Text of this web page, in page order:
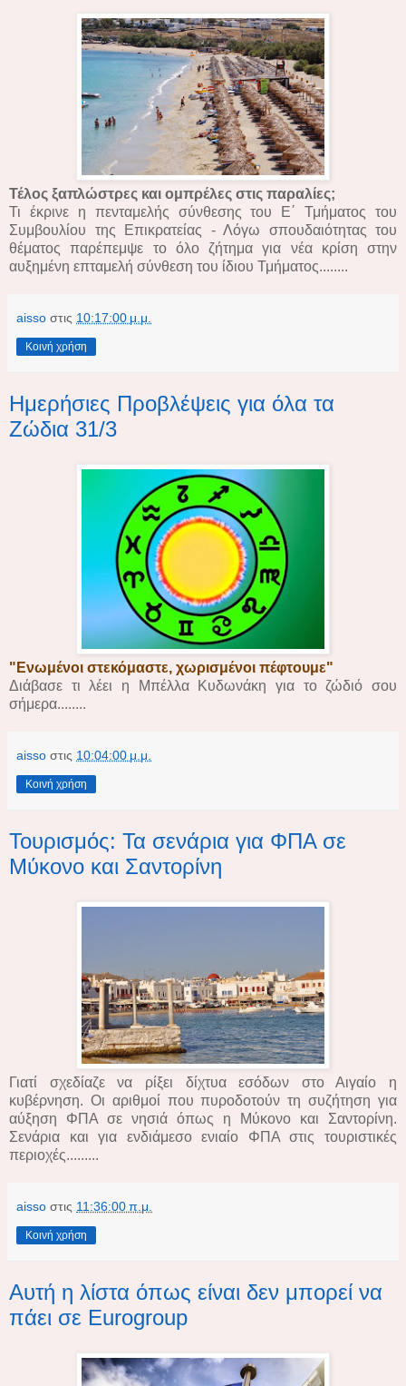
Τέλος ξαπλώστρες και ομπρέλες στις παραλίες;
Τι έκρινε η πενταμελής σύνθεσης του Ε΄ Τμήματος του
Συμβουλίου της Επικρατείας - Λόγω σπουδαιότητας του
θέματος παρέπεμψε το όλο ζήτημα για νέα κρίση στην
αυξημένη επταμελή σύνθεση του ίδιου Τμήματος........
aisso στις 10:17:00 μ.μ.
Κοινή χρήση
Ημερήσιες Προβλέψεις για όλα τα
Ζώδια 31/3
"Ενωμένοι στεκόμαστε, χωρισμένοι πέφτουμε"
Διάβασε τι λέει η Μπέλλα Κυδωνάκη για το ζώδιό σου
σήμερα........
aisso στις 10:04:00 μ.μ.
Κοινή χρήση
Τουρισμός: Τα σενάρια για ΦΠΑ σε
Μύκονο και Σαντορίνη
Γιατί σχεδίαζε να ρίξει δίχτυα εσόδων στο Αιγαίο η
κυβέρνηση. Οι αριθμοί που πυροδοτούν τη συζήτηση για
αύξηση ΦΠΑ σε νησιά όπως η Μύκονο και Σαντορίνη.
Σενάρια και για ενδιάμεσο ενιαίο ΦΠΑ στις τουριστικές
περιοχές.........
aisso στις 11:36:00 π.μ.
Κοινή χρήση
Αυτή η λίστα όπως είναι δεν μπορεί να
πάει σε Eurogroup